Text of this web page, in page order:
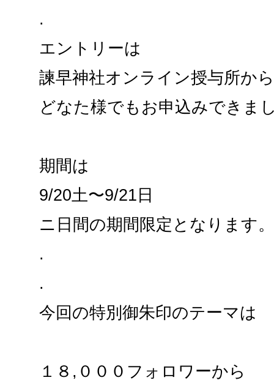
.
エントリーは
諫早神社オンライン授与所から
どなた様でもお申込みできま
期間は
9/20土〜9/21日
ニ日間の期間限定となります。
.
.
今回の特別御朱印のテーマは
１８,０００フォロワーから